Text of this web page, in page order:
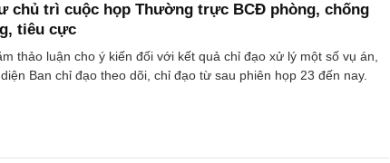
chủ trì cuộc họp Thường trực BCĐ phòng, chống
tiêu cực
thảo luận cho ý kiến đối với kết quả chỉ đạo xử lý một số vụ án,
Ban chỉ đạo theo dõi, chỉ đạo từ sau phiên họp 23 đến nay.